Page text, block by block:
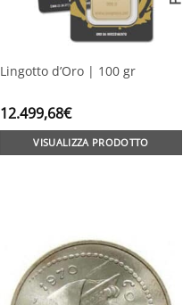
Lingotto d’Oro | 100 gr
12.499,68€
VISUALIZZA PRODOTTO